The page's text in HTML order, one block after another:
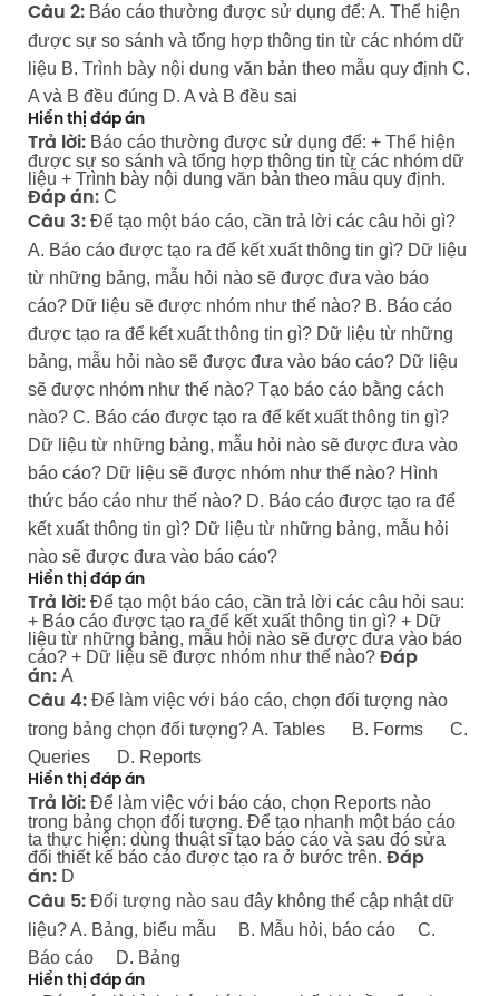
Câu 2:Báo cáo thường được sử dụng để: A. Thể hiện
được sự so sánh và tổng hợp thông tin từ các nhóm dữ
liệu B. Trình bày nội dung văn bản theo mẫu quy định C.
A và B đều đúng D. A và B đều sai
Hiển thị đáp án
Trả lời:Báo cáo thường được sử dụng để: + Thể hiện
được sự so sánh và tổng hợp thông tin từ các nhóm dữ
liệu + Trình bày nội dung văn bản theo mẫu quy định.
Đáp án:C
Câu 3:Để tạo một báo cáo, cần trả lời các câu hỏi gì?
A. Báo cáo được tạo ra để kết xuất thông tin gì? Dữ liệu
từ những bảng, mẫu hỏi nào sẽ được đưa vào báo
cáo? Dữ liệu sẽ được nhóm như thế nào? B. Báo cáo
được tạo ra để kết xuất thông tin gì? Dữ liệu từ những
bảng, mẫu hỏi nào sẽ được đưa vào báo cáo? Dữ liệu
sẽ được nhóm như thế nào? Tạo báo cáo bằng cách
nào? C. Báo cáo được tạo ra để kết xuất thông tin gì?
Dữ liệu từ những bảng, mẫu hỏi nào sẽ được đưa vào
báo cáo? Dữ liệu sẽ được nhóm như thế nào? Hình
thức báo cáo như thế nào? D. Báo cáo được tạo ra để
kết xuất thông tin gì? Dữ liệu từ những bảng, mẫu hỏi
nào sẽ được đưa vào báo cáo?
Hiển thị đáp án
Trả lời:Để tạo một báo cáo, cần trả lời các câu hỏi sau:
+ Báo cáo được tạo ra để kết xuất thông tin gì? + Dữ
liệu từ những bảng, mẫu hỏi nào sẽ được đưa vào báo
cáo? + Dữ liệu sẽ được nhóm như thế nào? Đáp
án:A
Câu 4:Để làm việc với báo cáo, chọn đối tượng nào
trong bảng chọn đối tượng? A. Tables B. Forms C.
Queries D. Reports
Hiển thị đáp án
Trả lời:Để làm việc với báo cáo, chọn Reports nào
trong bảng chọn đối tượng. Để tạo nhanh một báo cáo
ta thực hiện: dùng thuật sĩ tạo báo cáo và sau đó sửa
đổi thiết kế báo cáo được tạo ra ở bước trên. Đáp
án:D
Câu 5:Đối tượng nào sau đây không thể cập nhật dữ
liệu? A. Bảng, biểu mẫu B. Mẫu hỏi, báo cáo C.
Báo cáo D. Bảng
Hiển thị đáp án